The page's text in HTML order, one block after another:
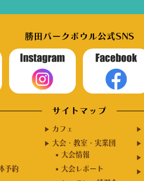
勝田パークボウル公式SNS
サイトマップ
予約
カフェ
大会・教室・実業団
大会情報
大会レポート